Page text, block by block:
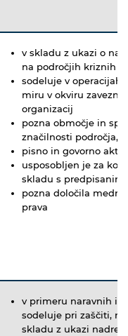
v skladu z ukazi o
na področjih kriznih
sodeluje v operacijah
miru v okviru
organizacij
pozna območje in
značilnosti področja,
pisno in govorno
usposobljen je za
skladu s
pozna določila
prava
v primeru naravnih in
sodeluje pri zaščiti,
skladu z ukazi